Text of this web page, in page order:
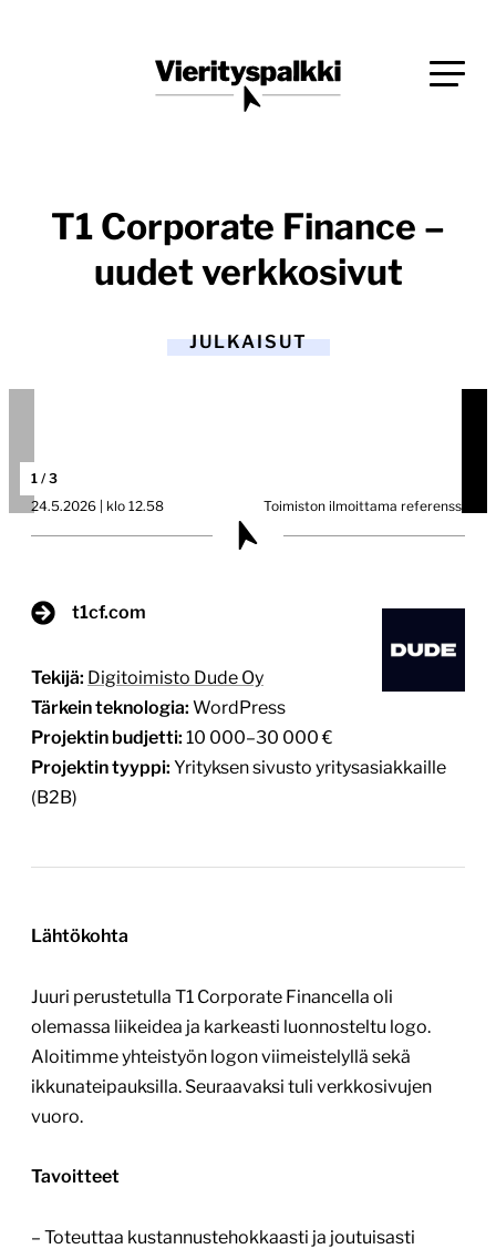
Vierityspalkki.fi
T1 Corporate Finance –
uudet verkkosivut
JULKAISUT
1 / 3
24.5.2026 | klo 12.58
Toimiston ilmoittama referenssi
t1cf.com
Tekijä: Digitoimisto Dude Oy
Tärkein teknologia: WordPress
Projektin budjetti: 10 000–30 000 €
Projektin tyyppi: Yrityksen sivusto yritysasiakkaille
(B2B)
Lähtökohta
Juuri perustetulla T1 Corporate Financella oli
olemassa liikeidea ja karkeasti luonnosteltu logo.
Aloitimme yhteistyön logon viimeistelyllä sekä
ikkunateipauksilla. Seuraavaksi tuli verkkosivujen
vuoro.
Tavoitteet
– Toteuttaa kustannustehokkaasti ja joutuisasti